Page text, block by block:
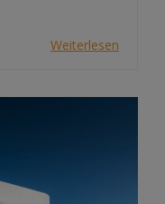
Weiterlesen